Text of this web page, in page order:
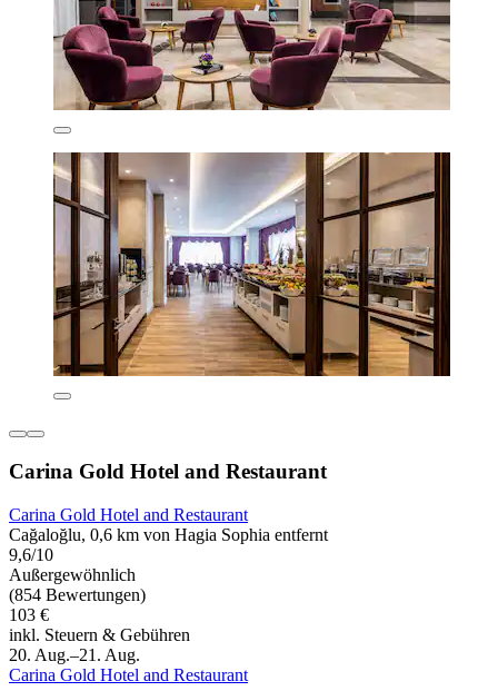
Carina Gold Hotel and Restaurant
Carina Gold Hotel and Restaurant
Cağaloğlu, 0,6 km von Hagia Sophia entfernt
9,6/10
Außergewöhnlich
(854 Bewertungen)
103 €
inkl. Steuern & Gebühren
20. Aug.–21. Aug.
Carina Gold Hotel and Restaurant